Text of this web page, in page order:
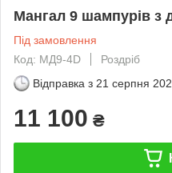
Мангал 9 шампурів з
Під замовлення
Код: MД9-4D
Роздріб
Відправка з 21 серпня
11 100 ₴